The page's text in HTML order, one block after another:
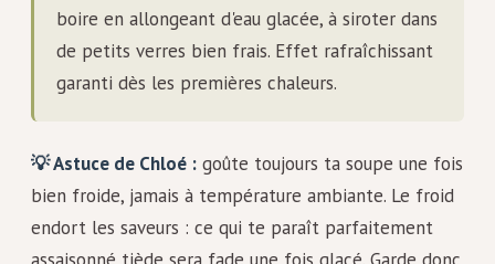
boire en allongeant d'eau glacée, à siroter dans
de petits verres bien frais. Effet rafraîchissant
garanti dès les premières chaleurs.
💡 Astuce de Chloé : goûte toujours ta soupe une fois
bien froide, jamais à température ambiante. Le froid
endort les saveurs : ce qui te paraît parfaitement